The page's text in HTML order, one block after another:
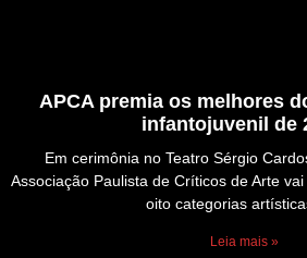
APCA premia os melhores
infantojuvenil de
Em cerimônia no Teatro Sérgio
Associação Paulista de Críticos de Arte
oito categorias
Leia mais »